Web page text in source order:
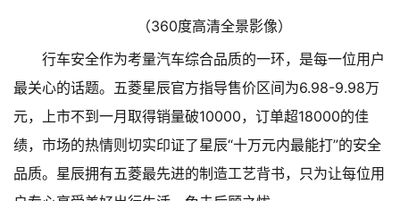
（360度高清全景影像）
行车安全作为考量汽车综合品质的一环，是每一位用户
最关心的话题。五菱星辰官方指导售价区间为6.98-9.98万
元，上市不到一月取得销量破10000，订单超18000的佳
绩，市场的热情则切实印证了星辰“十万元内最能打”的安全
品质。星辰拥有五菱最先进的制造工艺背书，只为让每位用